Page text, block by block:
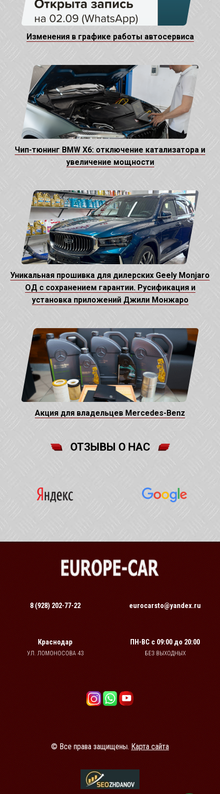
Изменения в графике работы автосервиса
Чип-тюнинг BMW X6: отключение катализатора и
увеличение мощности
Уникальная прошивка для дилерских Geely Monjaro
ОД с сохранением гарантии. Русификация и
установка приложений Джили Монжаро
Акция для владельцев Mercedes-Benz
ОТЗЫВЫ О НАС
8 (928) 202-77-22 eurocarsto@yandex.ru
Краснодар
УЛ. ЛОМОНОСОВА 43
ПН-ВС с 09:00 до 20:00
БЕЗ ВЫХОДНЫХ
© Все права защищены. Карта сайта